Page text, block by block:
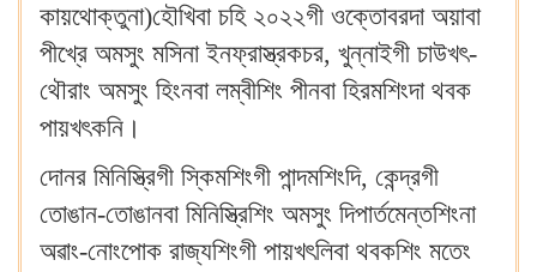
কায়থোক্তুনা)হৌখিবা চহি ২০২২গী ওক্তোবরদা অয়াবা
পীখ্রে অমসুং মসিনা ইনফ্রাস্ত্রকচর, খুন্নাইগী চাউখৎ-
থৌরাং অমসুং হিংনবা লম্বীশিং পীনবা হিরমশিংদা থবক
পায়খৎকনি।
দোনর মিনিস্ত্রিগী স্কিমশিংগী পান্দমশিংদি, কেন্দ্রগী
তোঙান-তোঙানবা মিনিস্ত্রিশিং অমসুং দিপার্তমেন্তশিংনা
অৱাং-নোংপোক রাজ্যশিংগী পায়খৎলিবা থবকশিং মতেং